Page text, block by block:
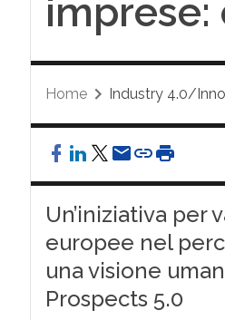
imprese:
Home Industry 4.0/
Un’iniziativa
europee nel
una visione
Prospects 5.0